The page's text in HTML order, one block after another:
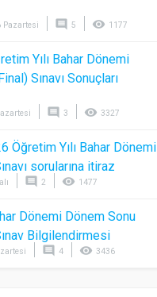
Pazartesi comment 5 visibility 1177
Yılı Bahar Dönemi
Sınavı Sonuçları
comment 3 visibility 3327
Öğretim Yılı Bahar Dönemi
sorularına itiraz
comment 2 visibility 1477
Dönemi Dönem Sonu
Bilgilendirmesi
comment 4 visibility 3436